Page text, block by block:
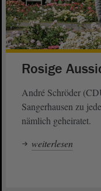
Rosige
André Schröder
Sangerhausen zu
nämlich geheiratet.
weiterlesen